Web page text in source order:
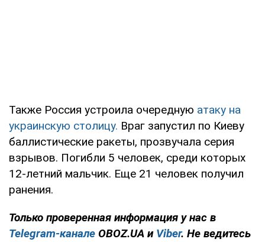
Также Россия устроила очередную атаку на
украинскую столицу. Враг запустил по Киеву
баллистические ракеты, прозвучала серия
взрывов. Погибли 5 человек, среди которых
12-летний мальчик. Еще 21 человек получил
ранения.
Только проверенная информация у нас в
Telegram-канале OBOZ.UA и Viber. Не ведитесь